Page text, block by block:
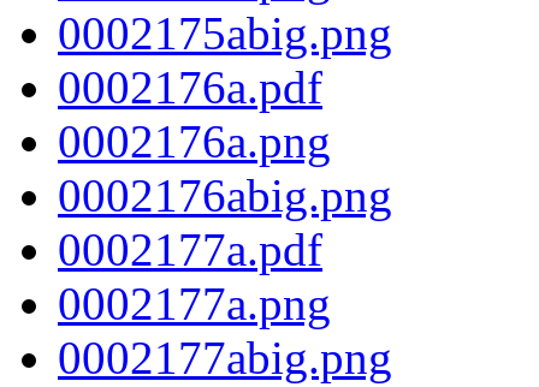
0002175abig.png
0002176a.pdf
0002176a.png
0002176abig.png
0002177a.pdf
0002177a.png
0002177abig.png